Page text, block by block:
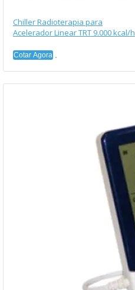
Chiller Radioterapia para
Acelerador Linear TRT 9.000 kcal/h
Cotar Agora